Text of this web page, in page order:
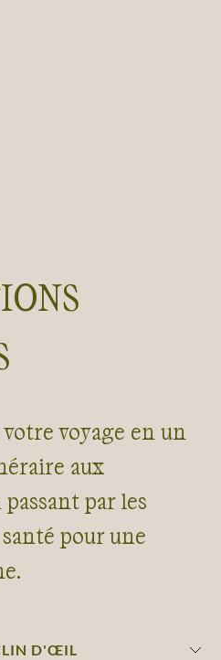
voyage en un
aux
par les
pour une
D'ŒIL